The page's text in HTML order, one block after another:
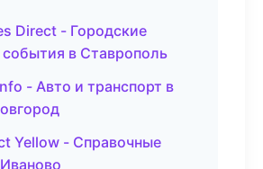
Direct - Городские
события в Ставрополь
- Авто и транспорт в
Yellow - Справочные